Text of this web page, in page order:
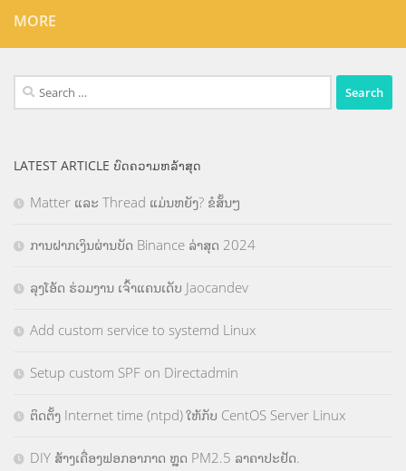
MORE
Search
for:
LATEST ARTICLE ບົດຄວາມຫລ້າສຸດ
Matter ແລະ Thread ແມ່ນຫຍັງ? ຂໍສັ້ນໆ
ການຝາກເງິນຜ່ານບັດ Binance ລ່າສຸດ 2024
ລຸງໂອ້ດ ຮ່ວມງານ ເຈົ້າແຄນເດັບ Jaocandev
Add custom service to systemd Linux
Setup custom SPF on Directadmin
ຕິດຕັ້ງ Internet time (ntpd) ໃຫ້ກັບ CentOS Server Linux
DIY ສ້າງເຄື່ອງຟອກອາກາດ ຫຼຸດ PM2.5 ລາຄາປະຢັດ.